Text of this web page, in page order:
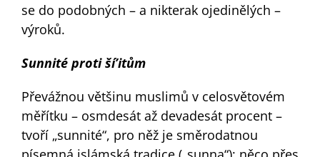
se do podobných – a nikterak ojedinělých –
výroků.
Sunnité proti ší’itům
Převážnou většinu muslimů v celosvětovém
měřítku – osmdesát až devadesát procent –
tvoří „sunnité“, pro něž je směrodatnou